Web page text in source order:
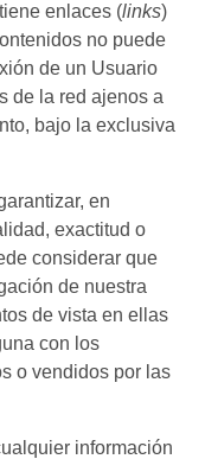
enlaces (links)
no puede
de un Usuario
de la red ajenos a
bajo la exclusiva
en
exactitud o
considerar que
de nuestra
de vista en ellas
con los
o vendidos por las
información